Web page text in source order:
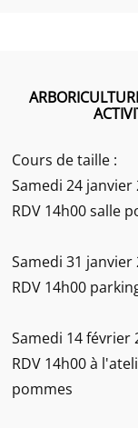
Cours de taille :
Samedi 24 janvier
RDV 14h00 salle
Samedi 31 janvier
RDV 14h00
Samedi 14 février
RDV 14h00 à
pommes